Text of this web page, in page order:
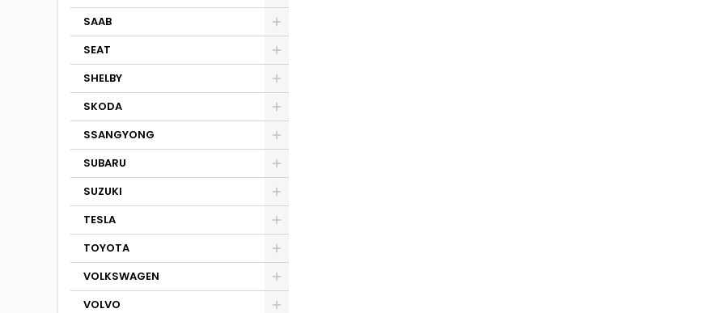
SAAB
SEAT
SHELBY
SKODA
SSANGYONG
SUBARU
SUZUKI
TESLA
TOYOTA
VOLKSWAGEN
VOLVO